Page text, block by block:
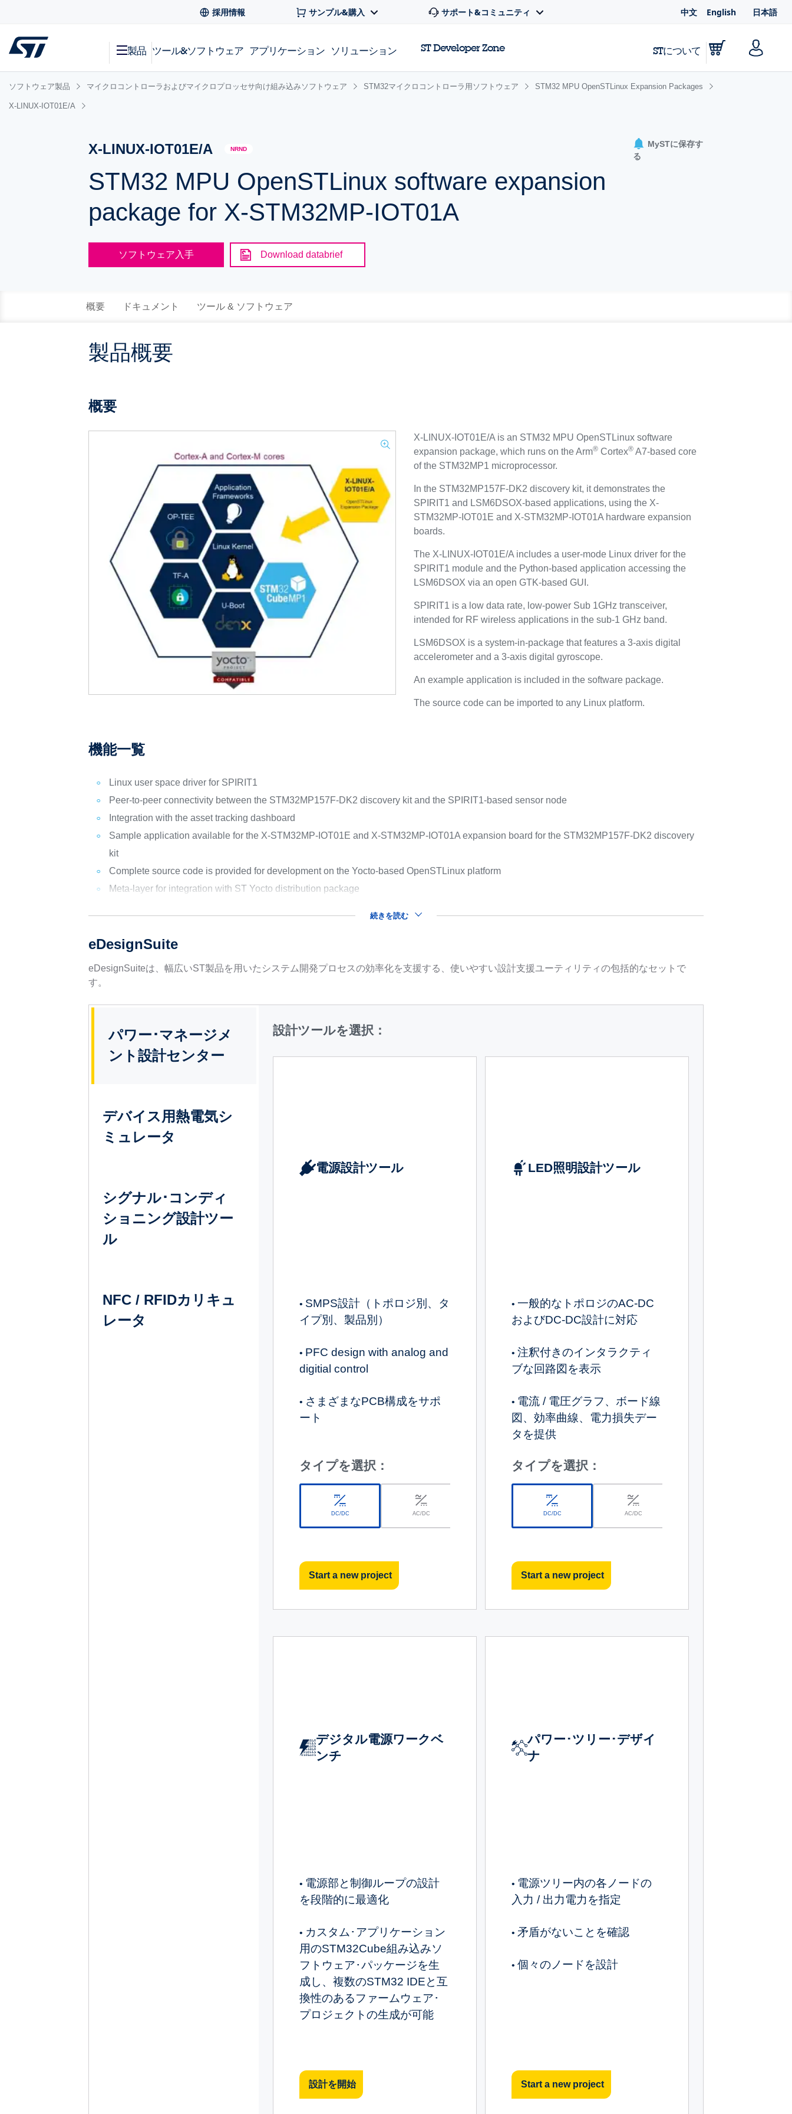
採用情報 サンプル&購入 サポート&コミュニティ 中文 English 日本語
製品 ツール&ソフトウェア アプリケーション ソリューション ST Developer Zone STについて
ソフトウェア製品 マイクロコントローラおよびマイクロプロッセサ向け組み込みソフトウェア STM32マイクロコントローラ用ソフトウェア STM32 MPU OpenSTLinux Expansion Packages
X-LINUX-IOT01E/A
X-LINUX-IOT01E/A NRND
STM32 MPU OpenSTLinux software expansion
package for X-STM32MP-IOT01A
MySTに保存す
る
ソフトウェア入手 Download databrief
概要 ドキュメント ツール & ソフトウェア
製品概要
概要
X-LINUX-IOT01E/A is an STM32 MPU OpenSTLinux software
expansion package, which runs on the Arm® Cortex® A7-based core
of the STM32MP1 microprocessor.
In the STM32MP157F-DK2 discovery kit, it demonstrates the
SPIRIT1 and LSM6DSOX-based applications, using the X-
STM32MP-IOT01E and X-STM32MP-IOT01A hardware expansion
boards.
The X-LINUX-IOT01E/A includes a user-mode Linux driver for the
SPIRIT1 module and the Python-based application accessing the
LSM6DSOX via an open GTK-based GUI.
SPIRIT1 is a low data rate, low-power Sub 1GHz transceiver,
intended for RF wireless applications in the sub-1 GHz band.
LSM6DSOX is a system-in-package that features a 3-axis digital
accelerometer and a 3-axis digital gyroscope.
An example application is included in the software package.
The source code can be imported to any Linux platform.
機能一覧
Linux user space driver for SPIRIT1
Peer-to-peer connectivity between the STM32MP157F-DK2 discovery kit and the SPIRIT1-based sensor node
Integration with the asset tracking dashboard
Sample application available for the X-STM32MP-IOT01E and X-STM32MP-IOT01A expansion board for the STM32MP157F-DK2 discovery
kit
Complete source code is provided for development on the Yocto-based OpenSTLinux platform
Meta-layer for integration with ST Yocto distribution package
続きを読む
eDesignSuite
eDesignSuiteは、幅広いST製品を用いたシステム開発プロセスの効率化を支援する、使いやすい設計支援ユーティリティの包括的なセットで
す。
パワー･マネージメ
ント設計センター
デバイス用熱電気シ
ミュレータ
シグナル･コンディ
ショニング設計ツー
ル
NFC / RFIDカリキュ
レータ
設計ツールを選択：
電源設計ツール
• SMPS設計（トポロジ別、タ
イプ別、製品別）
• PFC design with analog and
digitial control
• さまざまなPCB構成をサポ
ート
タイプを選択：
DC/DC AC/DC
Start a new project
LED照明設計ツール
•一般的なトポロジのAC-DC
およびDC-DC設計に対応
•注釈付きのインタラクティ
ブな回路図を表示
• 電流 / 電圧グラフ、ボード線
図、効率曲線、電力損失デー
タを提供
タイプを選択：
DC/DC AC/DC
Start a new project
デジタル電源ワークベ
ンチ
• 電源部と制御ループの設計
を段階的に最適化
• カスタム･アプリケーション
用のSTM32Cube組み込みソ
フトウェア･パッケージを生
成し、複数のSTM32 IDEと互
換性のあるファームウェア･
プロジェクトの生成が可能
設計を開始
パワー･ツリー･デザイ
ナ
• 電源ツリー内の各ノードの
入力 / 出力電力を指定
• 矛盾がないことを確認
•個々のノードを設計
Start a new project